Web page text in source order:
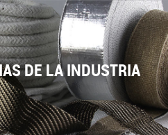
DE LA INDUSTRIA